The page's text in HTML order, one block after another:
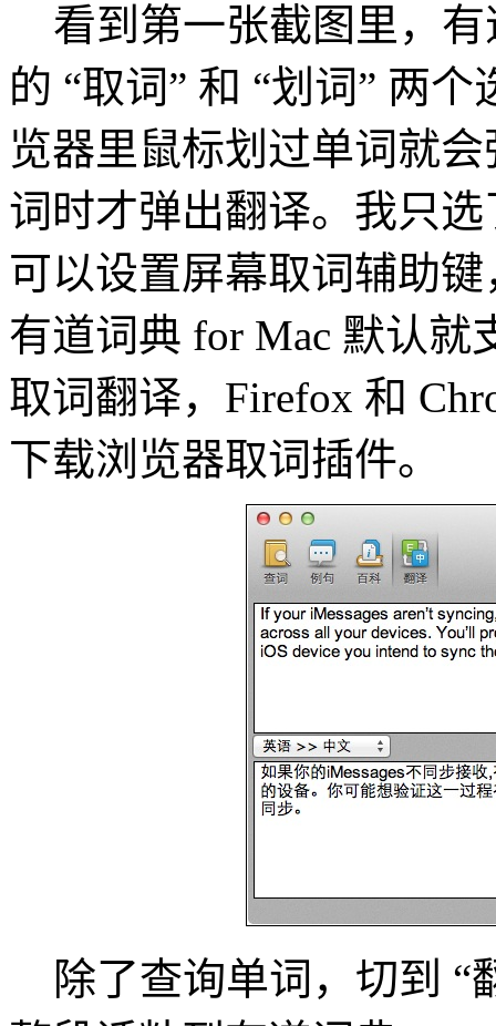
看到第一张截图里，有
的 “取词” 和 “划词” 两
览器里鼠标划过单词就
词时才弹出翻译。我只
可以设置屏幕取词辅助
有道词典 for Mac 默认就
取词翻译，Firefox 和
下载浏览器取词插件。
除了查询单词，切到 “